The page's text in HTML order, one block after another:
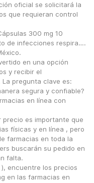
oficial se solicitará la
que requieran control
300 mg 10
de infecciones respira….
en una opción
y recibir el
pregunta clave es:
segura y confiable?
en línea con
precio es importante que
físicas y en línea , pero
farmacias en toda la
buscarán su pedido en
falta.
encuentre los precios
en las farmacias en